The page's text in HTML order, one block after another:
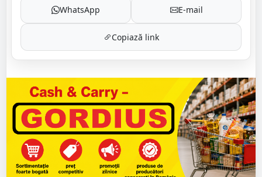
WhatsApp E-mail
Copiază link